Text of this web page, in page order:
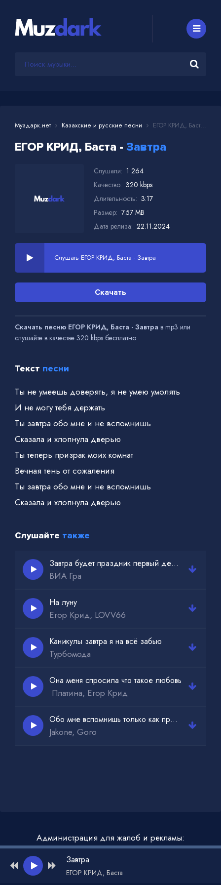
Муздарк.нет Казахские и русские песни ЕГОР КРИД, Баста - Завтра
ЕГОР КРИД, Баста - Завтра
Слушали: 1 264
Качество: 320 kbps
Длительность: 3:17
Размер: 7.57 MB
Дата релиза: 22.11.2024
Слушать ЕГОР КРИД, Баста - Завтра
Скачать
Скачать песню ЕГОР КРИД, Баста - Завтра в mp3 или
слушайте в качестве 320 kbps бесплатно
Текст песни
Ты не умеешь доверять, я не умею умолять
И не могу тебя держать
Ты завтра обо мне и не вспомнишь
Сказала и хлопнула дверью
Ты теперь призрак моих комнат
Вечная тень от сожаления
Ты завтра обо мне и не вспомнишь
Сказала и хлопнула дверью
Слушайте также
Завтра будет праздник первый день моей свободы
ВИА Гра
На луну
Егор Крид, LOVV66
Каникулы завтра я на всё забью
Турбомода
Она меня спросила что такое любовь
​ Платина, Егор Крид
Обо мне вспомнишь только как проблемы начнутся
Jakone, Goro
Администрация для жалоб и рекламы:
admin@muzdark.net
Завтра
ЕГОР КРИД, Баста